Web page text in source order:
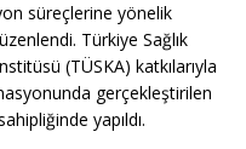
süreçlerine yönelik
Türkiye Sağlık
(TÜSKA) katkılarıyla
gerçekleştirilen
yapıldı.